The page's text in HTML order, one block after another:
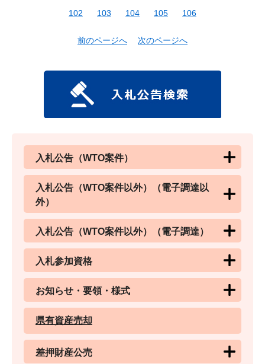
102
103 104 105 106
前のページへ 次のページへ
入札公告（WTO案件）
入札公告（WTO案件以外）（電子調達以
外）
入札公告（WTO案件以外）（電子調達）
入札参加資格
お知らせ・要領・様式
県有資産売却
差押財産公売